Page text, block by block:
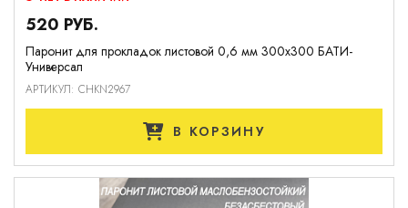
Паронит для прокладок листовой 0,6 мм 300х300 БАТИ-
Универсал
АРТИКУЛ: CHKN2967
520 РУБ.
В КОРЗИНУ